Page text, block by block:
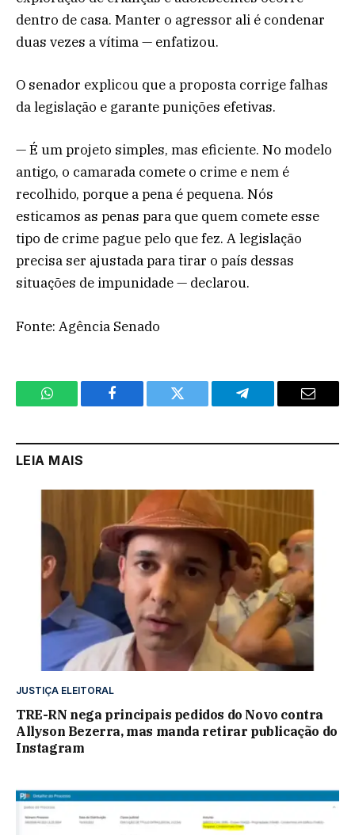
dentro de casa. Manter o agressor ali é condenar
duas vezes a vítima — enfatizou.
O senador explicou que a proposta corrige falhas
da legislação e garante punições efetivas.
— É um projeto simples, mas eficiente. No modelo
antigo, o camarada comete o crime e nem é
recolhido, porque a pena é pequena. Nós
esticamos as penas para que quem comete esse
tipo de crime pague pelo que fez. A legislação
precisa ser ajustada para tirar o país dessas
situações de impunidade — declarou.
Fonte: Agência Senado
WhatsApp Facebook Twitter Telegram Email
LEIA MAIS
JUSTIÇA ELEITORAL
TRE-RN nega principais pedidos do Novo contra
Allyson Bezerra, mas manda retirar publicação do
Instagram